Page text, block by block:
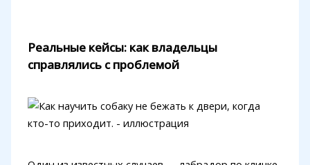
Реальные кейсы: как владельцы
справлялись с проблемой